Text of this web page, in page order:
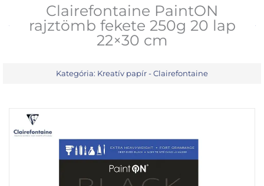
Clairefontaine PaintON
rajztömb fekete 250g 20 lap
22×30 cm
Kategória: Kreatív papír - Clairefontaine